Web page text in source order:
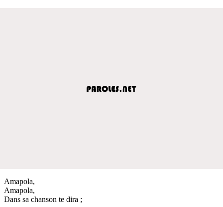
Amapola,
Amapola,
Dans sa chanson te dira ;